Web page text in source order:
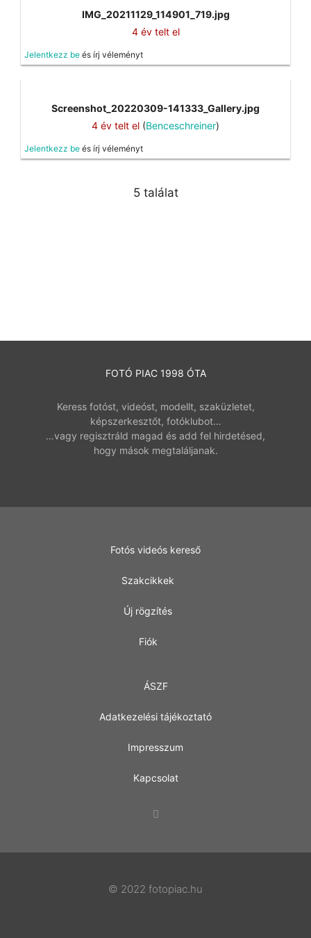
IMG_20211129_114901_719.jpg
4 év telt el
Jelentkezz be és írj véleményt
Screenshot_20220309-141333_Gallery.jpg
4 év telt el (Benceschreiner)
Jelentkezz be és írj véleményt
5 találat
FOTÓ PIAC 1998 ÓTA
Keress fotóst, videóst, modellt, szaküzletet,
képszerkesztőt, fotóklubot…
…vagy regisztráld magad és add fel hirdetésed,
hogy mások megtaláljanak.
Fotós videós kereső
Szakcikkek
Új rögzítés
Fiók
ÁSZF
Adatkezelési tájékoztató
Impresszum
Kapcsolat
© 2022 fotopiac.hu